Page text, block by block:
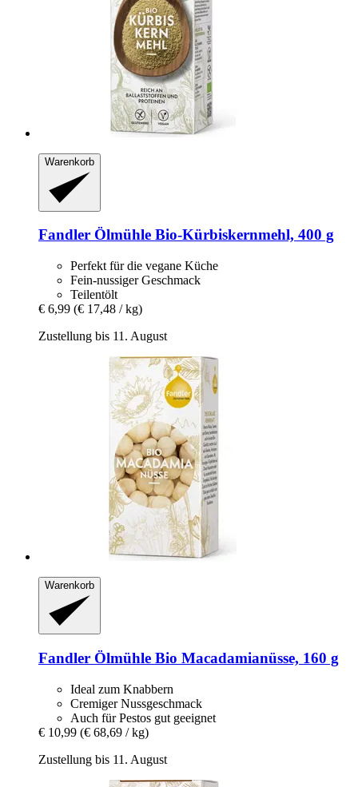
Warenkorb
Fandler Ölmühle Bio-​Kürbiskernmehl, 400 g
Perfekt für die vegane Küche
Fein-nussiger Geschmack
Teilentölt
€ 6,99 (€ 17,48 / kg)
Zustellung bis 11. August
Warenkorb
Fandler Ölmühle Bio Macadamianüsse, 160 g
Ideal zum Knabbern
Cremiger Nussgeschmack
Auch für Pestos gut geeignet
€ 10,99 (€ 68,69 / kg)
Zustellung bis 11. August